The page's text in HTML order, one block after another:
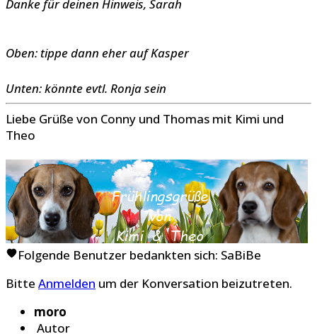
Danke für deinen Hinweis, Sarah
Oben: tippe dann eher auf Kasper
Unten: könnte evtl. Ronja sein
Liebe Grüße von Conny und Thomas mit Kimi und
Theo
Folgende Benutzer bedankten sich: SaBiBe
Bitte Anmelden um der Konversation beizutreten.
moro
Autor